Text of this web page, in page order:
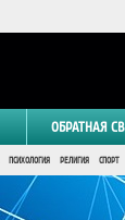
ОБРАТНАЯ
ПСИХОЛОГИЯ РЕЛИГИЯ СПОРТ